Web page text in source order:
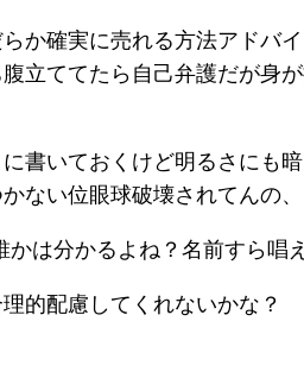
か確実に売れる方法アドバ
立ててたら自己弁護だが身
書いておくけど明るさにも
い位眼球破壊されてんの
は分かるよね？名前すら唱
的配慮してくれないかな？